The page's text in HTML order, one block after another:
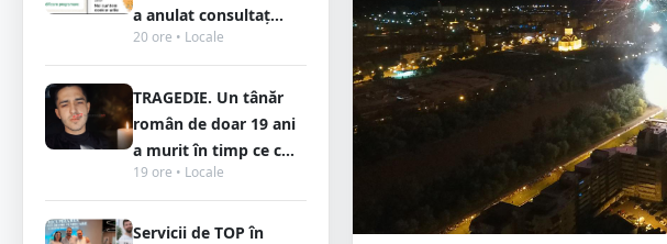
a anulat consultaț...
20 ore • Locale
TRAGEDIE. Un tânăr
român de doar 19 ani
a murit în timp ce c...
19 ore • Locale
Servicii de TOP în